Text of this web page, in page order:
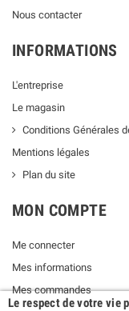
Le respect de votre vie
Nous contacter
INFORMATIONS
L'entreprise
Le magasin
Conditions Générales
Mentions légales
Plan du site
MON COMPTE
Me connecter
Mes informations
Mes commandes